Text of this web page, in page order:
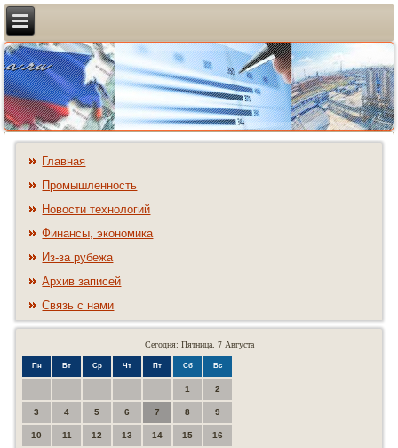
Главная
Промышленность
Новости технологий
Финансы, экономика
Из-за рубежа
Архив записей
Связь с нами
Сегодня: Пятница, 7 Августа
Пн Вт Ср Чт Пт Сб Вс
1 2
3 4 5 6 7 8 9
10 11 12 13 14 15 16